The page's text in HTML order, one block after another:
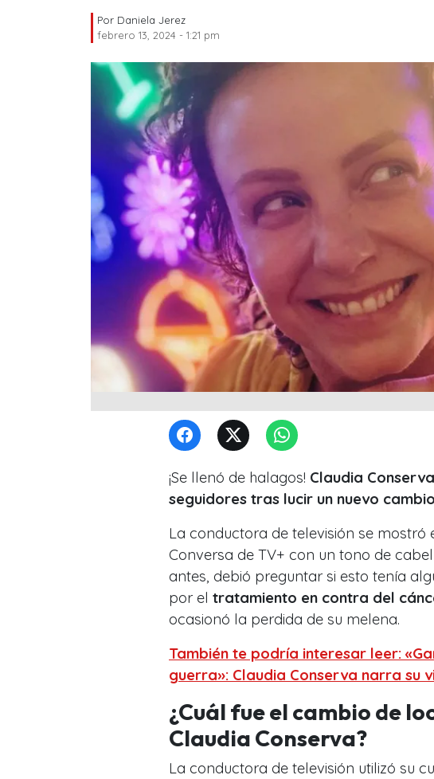
Por Daniela Jerez
febrero 13, 2024 - 1:21 pm
¡Se llenó de halagos! Claudia
seguidores tras lucir un nuevo
La conductora de televisión se mostró
Conversa de TV+ con un tono de
antes, debió preguntar si esto tenía
por el tratamiento en contra del
ocasionó la perdida de su melena.
También te podría interesar leer:
guerra»: Claudia Conserva narra su
¿Cuál fue el cambio de
Claudia Conserva?
La conductora de televisión utilizó su